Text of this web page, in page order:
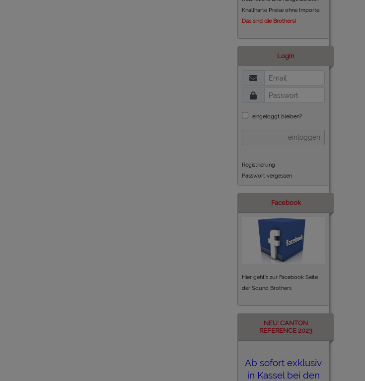
Knallharte Preise ohne Importe.
Das sind die Brothers!
Login
eingeloggt bleiben?
einloggen
Registrierung
Passwort vergessen
Facebook
Hier geht's zur Facebook Seite
der Sound Brothers
NEU: CANTON
REFERENCE 2023
Ab sofort exklusiv
in Kassel bei den